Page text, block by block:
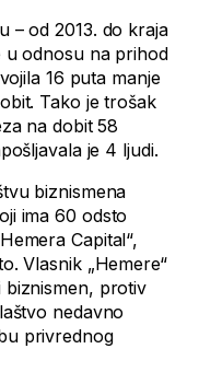
– od 2013. do kraja
u odnosu na prihod
16 puta manje
Tako je trošak
na dobit 58
je 4 ljudi.
biznismena
ima 60 odsto
Capital“,
Vlasnik „Hemere“
protiv
nedavno
privrednog